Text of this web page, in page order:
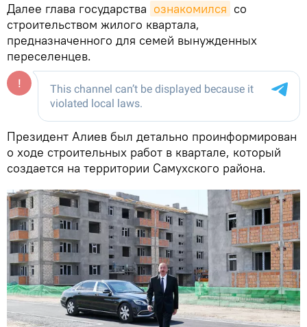
Далее глава государства ознакомился со
строительством жилого квартала,
предназначенного для семей вынужденных
переселенцев.
Президент Алиев был детально проинформирован
о ходе строительных работ в квартале, который
создается на территории Самухского района.